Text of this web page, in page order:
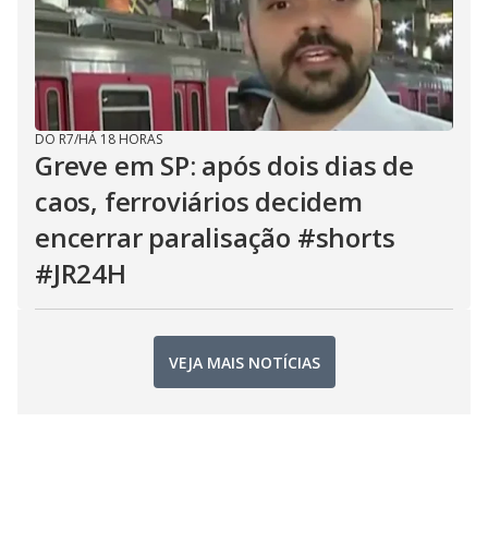
DO R7/HÁ 18 HORAS
Greve em SP: após dois dias de
caos, ferroviários decidem
encerrar paralisação #shorts
#JR24H
VEJA MAIS NOTÍCIAS